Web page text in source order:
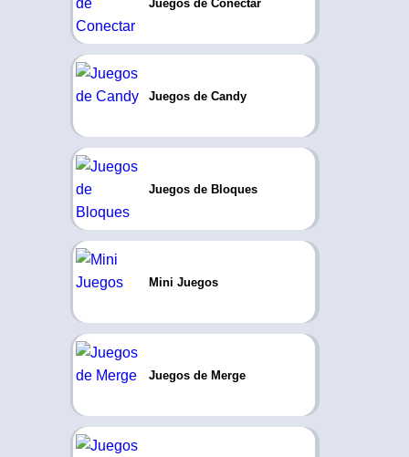
Juegos de Conectar
Juegos de Candy
Juegos de Bloques
Mini Juegos
Juegos de Merge